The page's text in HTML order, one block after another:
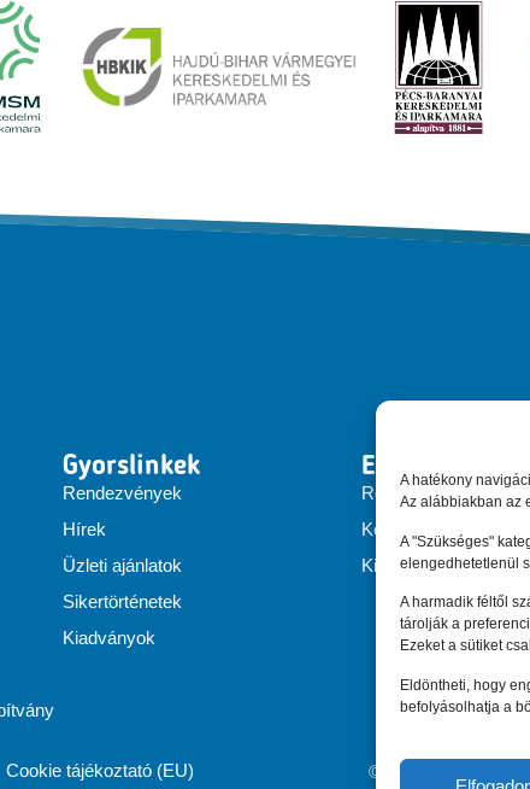
A hatékony
Az alábbiakban az
A "Szükséges"
elengedhetetlenül
A harmadik féltől
tárolják a
Ezeket a sütiket
Eldöntheti, hogy
befolyásolhatja a
Gyorslinkek
Rendezvények
Hírek
Üzleti ajánlatok
Sikertörténetek
Kiadványok
EEN Hungary
Rólunk
Konzorcium
Kiadványok
Cookie tájékoztató (EU) © Enterprise